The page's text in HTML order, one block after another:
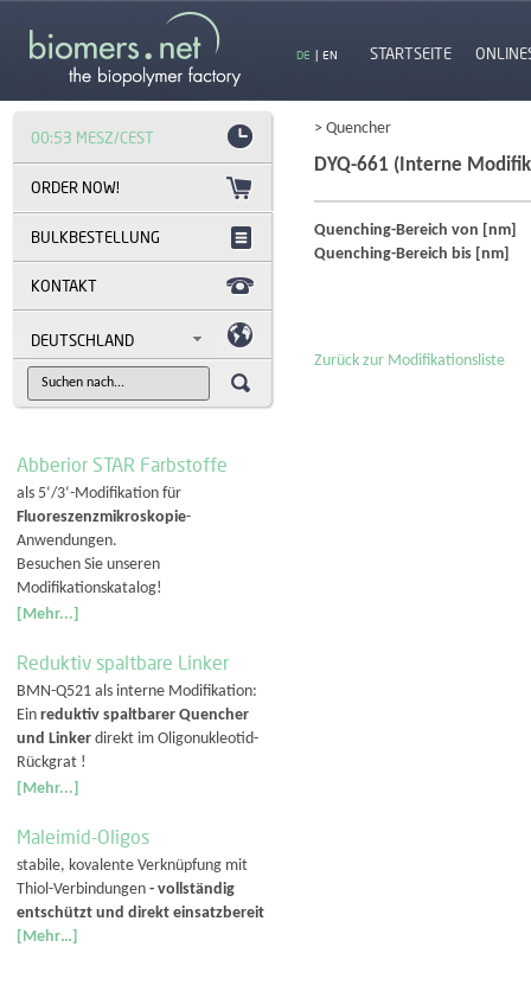
DE | EN STARTSEITE
00:53 MESZ/CEST
BULKBESTELLUNG
KONTAKT
DEUTSCHLAND
Abberior STAR Farbstoffe
als 5‘/3‘-Modifikation für
Fluoreszenzmikroskopie-
Anwendungen.
Besuchen Sie unseren
Modifikationskatalog!
[Mehr...]
Reduktiv spaltbare Linker
BMN-Q521 als interne Modifikation:
Ein reduktiv spaltbarer Quencher
und Linker direkt im Oligonukleotid-
Rückgrat !
[Mehr...]
Maleimid-Oligos
stabile, kovalente Verknüpfung mit
Thiol-Verbindungen - vollständig
entschützt und direkt einsatzbereit
[Mehr…]
> Quencher
DYQ-661 (Interne
Quenching-Bereich von [nm]
Quenching-Bereich bis [nm]
Zurück zur Modifikationsliste